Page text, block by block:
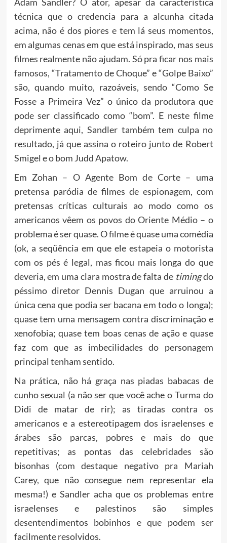
técnica que o credencia para a alcunha citada
acima, não é dos piores e tem lá seus momentos,
em algumas cenas em que está inspirado, mas seus
filmes realmente não ajudam. Só pra ficar nos mais
famosos, “Tratamento de Choque” e “Golpe Baixo”
são, quando muito, razoáveis, sendo “Como Se
Fosse a Primeira Vez” o único da produtora que
pode ser classificado como “bom”. E neste filme
deprimente aqui, Sandler também tem culpa no
resultado, já que assina o roteiro junto de Robert
Smigel e o bom Judd Apatow.
Em Zohan – O Agente Bom de Corte – uma
pretensa paródia de filmes de espionagem, com
pretensas críticas culturais ao modo como os
americanos vêem os povos do Oriente Médio – o
problema é ser quase. O filme é quase uma comédia
(ok, a seqüência em que ele estapeia o motorista
com os pés é legal, mas ficou mais longa do que
deveria, em uma clara mostra de falta de timingdo
péssimo diretor Dennis Dugan que arruinou a
única cena que podia ser bacana em todo o longa);
quase tem uma mensagem contra discriminação e
xenofobia; quase tem boas cenas de ação e quase
faz com que as imbecilidades do personagem
principal tenham sentido.
Na prática, não há graça nas piadas babacas de
cunho sexual (a não ser que você ache o Turma do
Didi de matar de rir); as tiradas contra os
americanos e a estereotipagem dos israelenses e
árabes são parcas, pobres e mais do que
repetitivas; as pontas das celebridades são
bisonhas (com destaque negativo pra Mariah
Carey, que não consegue nem representar ela
mesma!) e Sandler acha que os problemas entre
israelenses e palestinos são simples
desentendimentos bobinhos e que podem ser
facilmente resolvidos.